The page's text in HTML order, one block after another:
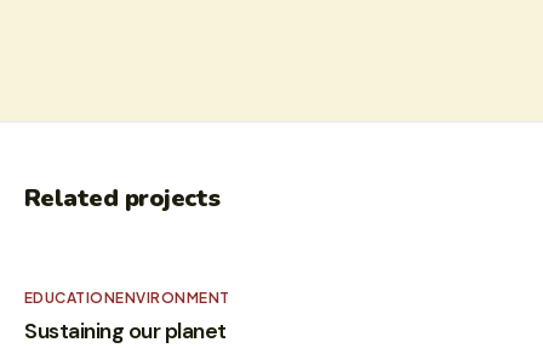
Related projects
EDUCATIONENVIRONMENT
Sustaining our planet